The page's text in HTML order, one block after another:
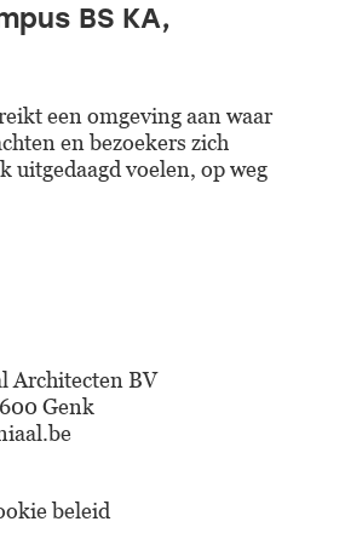
BS KA,
een omgeving aan waar
en bezoekers zich
uitgedaagd voelen, op weg
Architecten BV
Genk
beleid